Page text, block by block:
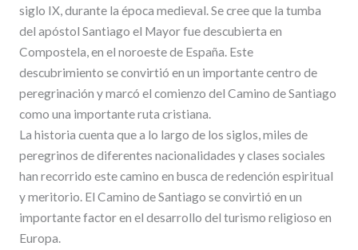
siglo IX, durante la época medieval. Se cree que la tumba
del apóstol Santiago el Mayor fue descubierta en
Compostela, en el noroeste de España. Este
descubrimiento se convirtió en un importante centro de
peregrinación y marcó el comienzo del Camino de Santiago
como una importante ruta cristiana.
La historia cuenta que a lo largo de los siglos, miles de
peregrinos de diferentes nacionalidades y clases sociales
han recorrido este camino en busca de redención espiritual
y meritorio. El Camino de Santiago se convirtió en un
importante factor en el desarrollo del turismo religioso en
Europa.